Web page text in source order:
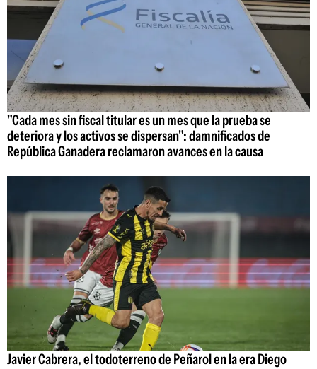
"Cada mes sin fiscal titular es un mes que la prueba se
deteriora y los activos se dispersan": damnificados de
República Ganadera reclamaron avances en la causa
Javier Cabrera, el todoterreno de Peñarol en la era Diego